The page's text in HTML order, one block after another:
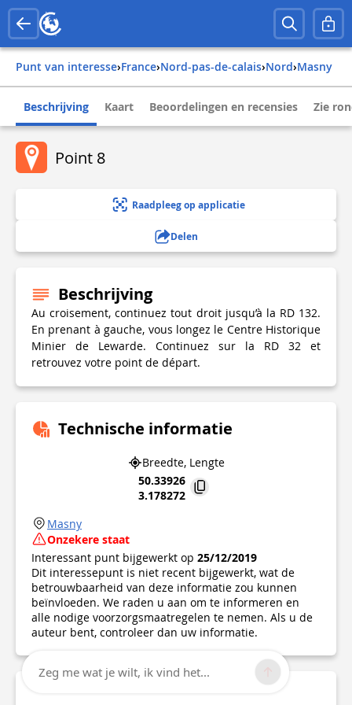
Punt van interesse› france› nord-pas-de-calais› nord› masny
Beschrijving Kaart Beoordelingen en recensies Zie
Point 8
Raadpleeg op applicatie
Delen
Beschrijving
Au croisement, continuez tout droit jusqu’à la RD 132.
En prenant à gauche, vous longez le Centre Historique
Minier de Lewarde. Continuez sur la RD 32 et
retrouvez votre point de départ.
Technische informatie
Breedte, Lengte
50.33926
3.178272
Masny
Onzekere staat
Interessant punt bijgewerkt op 25/12/2019
Dit interessepunt is niet recent bijgewerkt, wat de
betrouwbaarheid van deze informatie zou kunnen
beïnvloeden. We raden u aan om te informeren en
alle nodige voorzorgsmaatregelen te nemen. Als u de
auteur bent, controleer dan uw informatie.
Zeg me wat je wilt, ik vind het...